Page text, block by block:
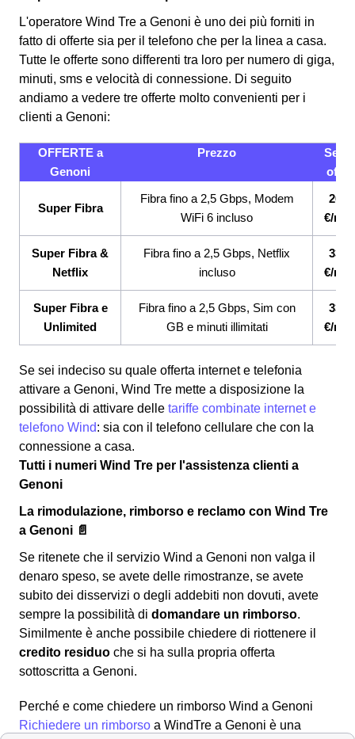
L'operatore Wind Tre a Genoni è uno dei più forniti in
fatto di offerte sia per il telefono che per la linea a casa.
Tutte le offerte sono differenti tra loro per numero di giga,
minuti, sms e velocità di connessione. Di seguito
andiamo a vedere tre offerte molto convenienti per i
clienti a Genoni:
OFFERTE a
Genoni
Prezzo
Super Fibra
Fibra fino a 2,5 Gbps, Modem
WiFi 6 incluso
€/
Super Fibra &
Netflix
Fibra fino a 2,5 Gbps, Netflix
incluso
€/
Super Fibra e
Unlimited
Fibra fino a 2,5 Gbps, Sim con
GB e minuti illimitati
€/
Se sei indeciso su quale offerta internet e telefonia
attivare a Genoni, Wind Tre mette a disposizione la
possibilità di attivare delle tariffe combinate internet e
telefono Wind: sia con il telefono cellulare che con la
connessione a casa.
Tutti i numeri Wind Tre per l'assistenza clienti a
Genoni
La rimodulazione, rimborso e reclamo con Wind Tre
a Genoni 📄
Se ritenete che il servizio Wind a Genoni non valga il
denaro speso, se avete delle rimostranze, se avete
subito dei disservizi o degli addebiti non dovuti, avete
sempre la possibilità di domandare un rimborso.
Similmente è anche possibile chiedere di riottenere il
credito residuo che si ha sulla propria offerta
sottoscritta a Genoni.
Perché e come chiedere un rimborso Wind a Genoni
Richiedere un rimborso a WindTre a Genoni è una